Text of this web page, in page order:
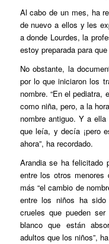
Al cabo de un mes, ha
de nuevo a ellos y les
a donde Lourdes, la
estoy preparada para
No obstante, la
por lo que iniciaron los
nombre. “En el pediatra,
como niña, pero, a la
nombre antiguo. Y a
que leía, y decía ¡pero
ahora”, ha recordado.
Arandia se ha felicitado
entre los otros
más “el cambio de
entre los niños ha sido
crueles que pueden
blanco que están
adultos que los niños”,